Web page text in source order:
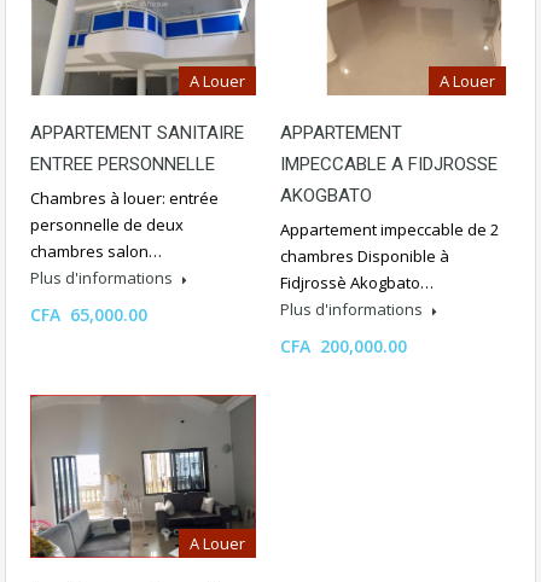
A Louer
APPARTEMENT SANITAIRE
ENTREE PERSONNELLE
Chambres à louer: entrée
personnelle de deux
chambres salon…
Plus d'informations
CFA 65,000.00
A Louer
APPARTEMENT
IMPECCABLE A FIDJROSSE
AKOGBATO
Appartement impeccable de 2
chambres Disponible à
Fidjrossè Akogbato…
Plus d'informations
CFA 200,000.00
A Louer